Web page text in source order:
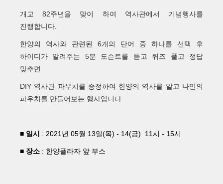
개교 82주년을 맞이 하여 역사관에서 기념행사를
진행합니다.
한양의 역사와 관련된 6개의 단어 중 하나를 선택 후
하이디가 알려주는 5분 도슨트를 듣고 퀴즈 풀고 정답
맞추면
DIY 역사관 파우치를 증정하여 한양의 역사를 알고 나만의
파우치를 만들어보는 행사입니다.
■ 일시 : 2021년 05월 13일(목) - 14(금) 11시 - 15시
■ 장소 : 한양플라자 앞 부스